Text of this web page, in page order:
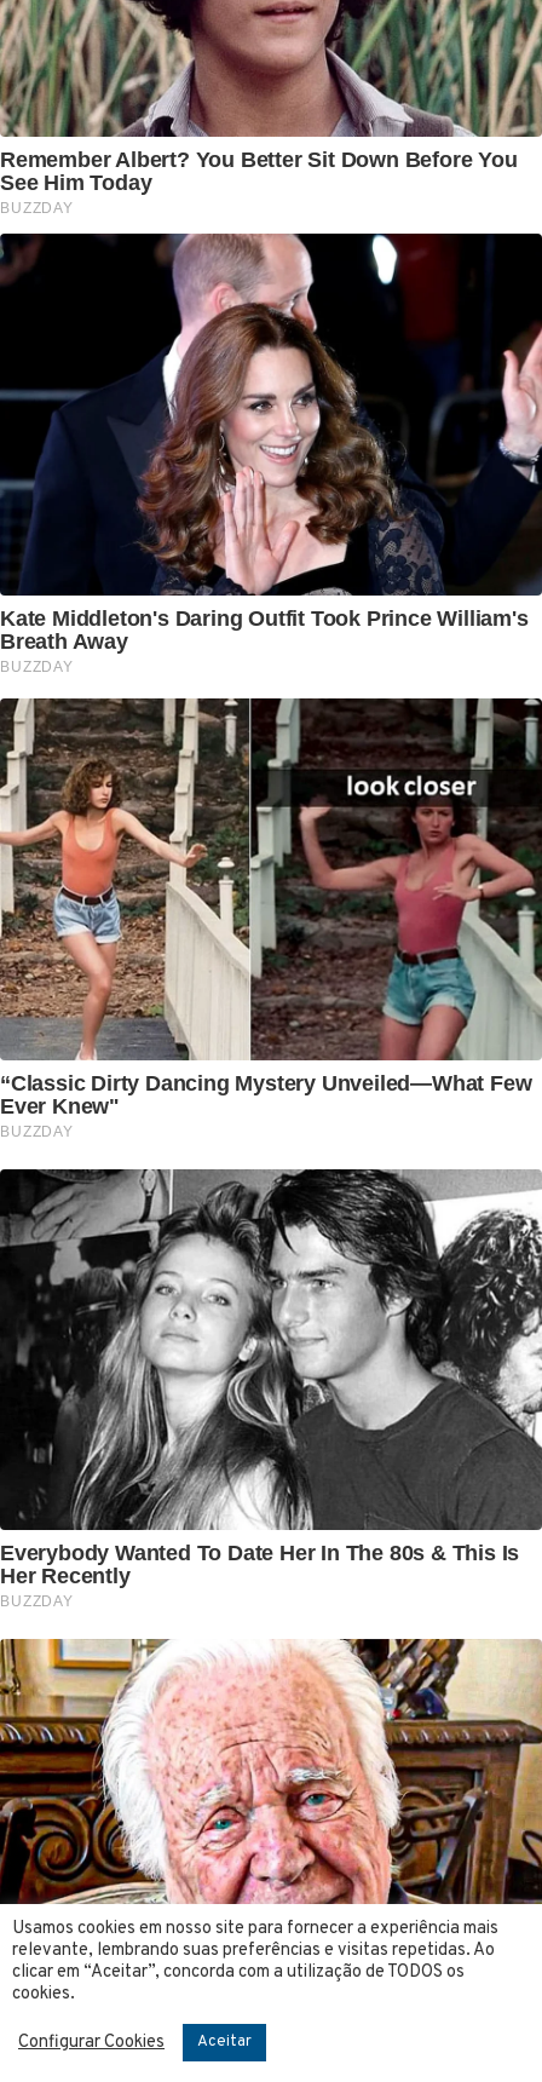
Usamos cookies em nosso site para fornecer a experiência mais
relevante, lembrando suas preferências e visitas repetidas. Ao
clicar em “Aceitar”, concorda com a utilização de TODOS os
cookies.
Configurar Cookies Aceitar